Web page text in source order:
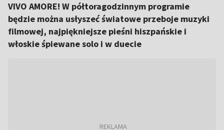
VIVO AMORE! W półtoragodzinnym programie
będzie można usłyszeć światowe przeboje muzyki
filmowej, najpiękniejsze pieśni hiszpańskie i
włoskie śpiewane solo i w duecie